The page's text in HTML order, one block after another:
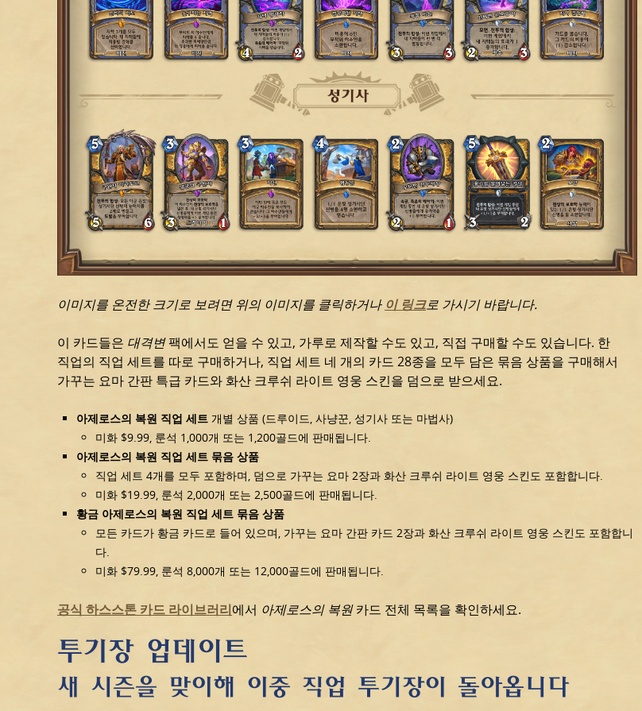
이미지를 온전한 크기로 보려면 위의 이미지를 클릭하거나 이 링크로 가시기 바랍니다.
이 카드들은 대격변팩에서도 얻을 수 있고, 가루로 제작할 수도 있고, 직접 구매할 수도 있습니다. 한
직업의 직업 세트를 따로 구매하거나, 직업 세트 네 개의 카드 28종을 모두 담은 묶음 상품을 구매해서
가꾸는 요마 간판 특급 카드와 화산 크루쉬 라이트 영웅 스킨을 덤으로 받으세요.
아제로스의 복원 직업 세트 개별 상품 (드루이드, 사냥꾼, 성기사 또는 마법사)
미화 $9.99, 룬석 1,000개 또는 1,200골드에 판매됩니다.
아제로스의 복원 직업 세트 묶음 상품
직업 세트 4개를 모두 포함하며, 덤으로 가꾸는 요마 2장과 화산 크루쉬 라이트 영웅 스킨도 포함합니다.
미화 $19.99, 룬석 2,000개 또는 2,500골드에 판매됩니다.
황금 아제로스의 복원 직업 세트 묶음 상품
모든 카드가 황금 카드로 들어 있으며, 가꾸는 요마 간판 카드 2장과 화산 크루쉬 라이트 영웅 스킨도 포함합니
다.
미화 $79.99, 룬석 8,000개 또는 12,000골드에 판매됩니다.
공식 하스스톤 카드 라이브러리에서 아제로스의 복원카드 전체 목록을 확인하세요.
투기장 업데이트
새 시즌을 맞이해 이중 직업 투기장이 돌아옵니다